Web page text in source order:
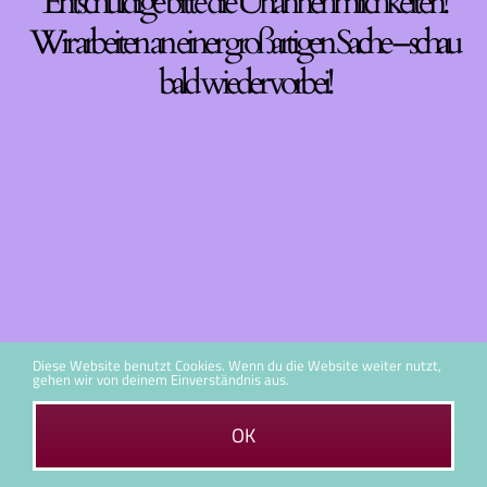
Wir arbeiten an einer großartigen Sache – schau
bald wieder vorbei!
Diese Website benutzt Cookies. Wenn du die Website weiter nutzt,
gehen wir von deinem Einverständnis aus.
OK